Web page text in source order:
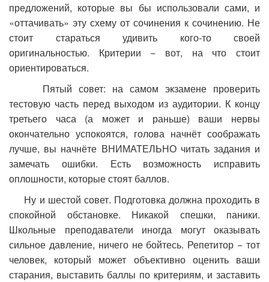
предложений, которые вы бы использовали сами, и
«оттачивать» эту схему от сочинения к сочинению. Не
стоит стараться удивить кого-то своей
оригинальностью. Критерии − вот, на что стоит
ориентироваться.
Пятый совет: на самом экзамене проверить
тестовую часть перед выходом из аудитории. К концу
третьего часа (а может и раньше) ваши нервы
окончательно успокоятся, голова начнёт соображать
лучше, вы начнёте ВНИМАТЕЛЬНО читать задания и
замечать ошибки. Есть возможность исправить
оплошности, которые стоят баллов.
Ну и шестой совет. Подготовка должна проходить в
спокойной обстановке. Никакой спешки, паники.
Школьные преподаватели иногда могут оказывать
сильное давление, ничего не бойтесь. Репетитор − тот
человек, который может объективно оценить ваши
старания, выставить баллы по критериям, и заставить